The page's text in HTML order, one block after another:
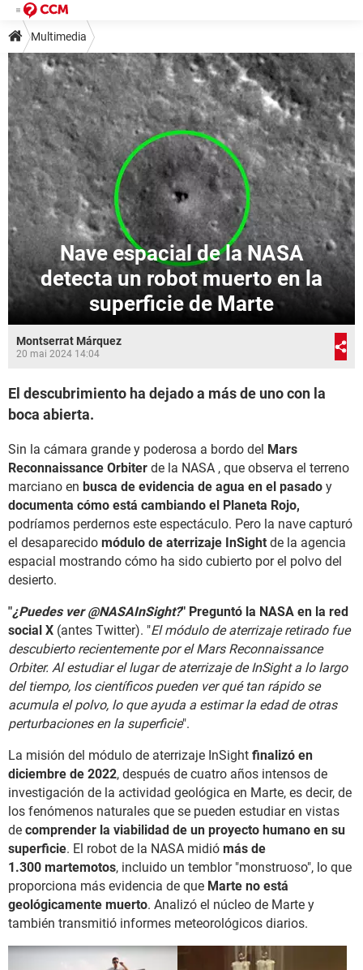
Multimedia
Nave espacial de la NASA
detecta un robot muerto en la
superficie de Marte
Montserrat Márquez
20 mai 2024 14:04
El descubrimiento ha dejado a más de uno con la
boca abierta.
Sin la cámara grande y poderosa a bordo del Mars
Reconnaissance Orbiter de la NASA , que observa el terreno
marciano en busca de evidencia de agua en el pasado y
documenta cómo está cambiando el Planeta Rojo,
podríamos perdernos este espectáculo. Pero la nave capturó
el desaparecido módulo de aterrizaje InSight de la agencia
espacial mostrando cómo ha sido cubierto por el polvo del
desierto.
"¿Puedes ver @NASAInSight?" Preguntó la NASA en la red
social X (antes Twitter). "El módulo de aterrizaje retirado fue
descubierto recientemente por el Mars Reconnaissance
Orbiter. Al estudiar el lugar de aterrizaje de InSight a lo largo
del tiempo, los científicos pueden ver qué tan rápido se
acumula el polvo, lo que ayuda a estimar la edad de otras
perturbaciones en la superficie".
La misión del módulo de aterrizaje InSight finalizó en
diciembre de 2022, después de cuatro años intensos de
investigación de la actividad geológica en Marte, es decir, de
los fenómenos naturales que se pueden estudiar en vistas
de comprender la viabilidad de un proyecto humano en su
superficie. El robot de la NASA midió más de
1.300 martemotos, incluido un temblor "monstruoso", lo que
proporciona más evidencia de que Marte no está
geológicamente muerto. Analizó el núcleo de Marte y
también transmitió informes meteorológicos diarios.